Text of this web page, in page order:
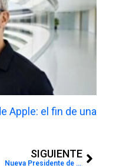
Apple: el fin de una
SIGUIENTE
Nueva Presidente de la Región Sur de SAP Latinoamérica